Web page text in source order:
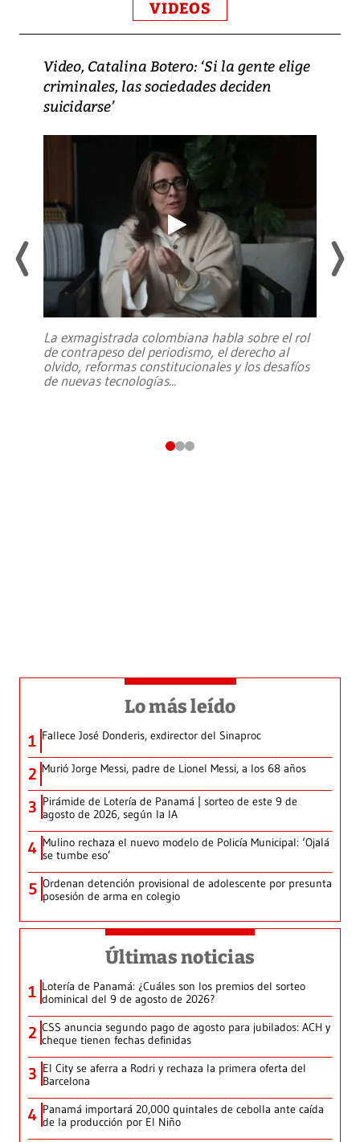
VIDEOS
Video, Catalina Botero: ‘Si la gente elige
criminales, las sociedades deciden
suicidarse’
La exmagistrada colombiana habla sobre el rol
de contrapeso del periodismo, el derecho al
olvido, reformas constitucionales y los desafíos
de nuevas tecnologías...
Lo más leído
1 Fallece José Donderis, exdirector del Sinaproc
2 Murió Jorge Messi, padre de Lionel Messi, a los 68 años
3 Pirámide de Lotería de Panamá | sorteo de este 9 de
agosto de 2026, según la IA
4 Mulino rechaza el nuevo modelo de Policía Municipal: ‘Ojalá
se tumbe eso’
5 Ordenan detención provisional de adolescente por presunta
posesión de arma en colegio
Últimas noticias
1 Lotería de Panamá: ¿Cuáles son los premios del sorteo
dominical del 9 de agosto de 2026?
2 CSS anuncia segundo pago de agosto para jubilados: ACH y
cheque tienen fechas definidas
3 El City se aferra a Rodri y rechaza la primera oferta del
Barcelona
4 Panamá importará 20,000 quintales de cebolla ante caída
de la producción por El Niño